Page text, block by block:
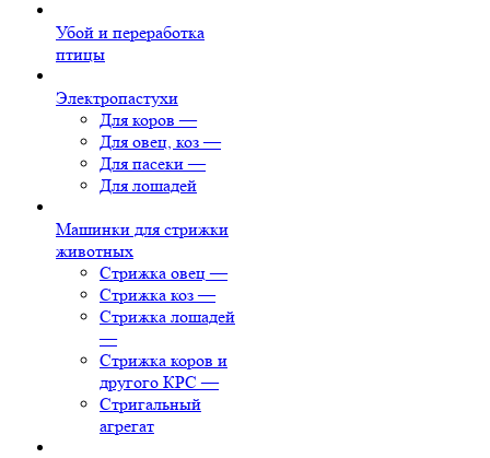
Убой и переработка
птицы
Электропастухи
Для коров —
Для овец, коз —
Для пасеки —
Для лошадей
Машинки для стрижки
животных
Стрижка овец —
Стрижка коз —
Стрижка лошадей
—
Стрижка коров и
другого КРС —
Стригальный
агрегат